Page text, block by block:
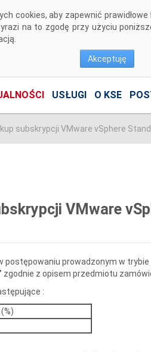
cookies, aby zapewnić
na to zgodę przy użyciu
Akceptuję
USŁUGI O KSE
subskrypcji VMware vSphere
VMware
postępowaniu prowadzonym w trybie
zgodnie z opisem przedmiotu
: